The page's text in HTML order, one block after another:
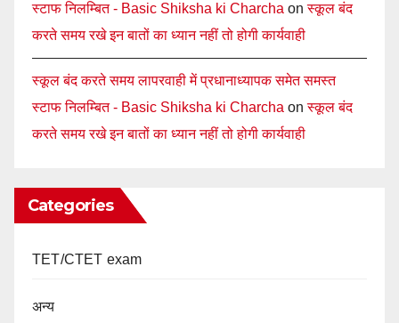
स्टाफ निलम्बित - Basic Shiksha ki Charcha onस्कूल बंद
करते समय रखे इन बातों का ध्यान नहीं तो होगी कार्यवाही
स्कूल बंद करते समय लापरवाही में प्रधानाध्यापक समेत समस्त
स्टाफ निलम्बित - Basic Shiksha ki Charcha onस्कूल बंद
करते समय रखे इन बातों का ध्यान नहीं तो होगी कार्यवाही
Categories
TET/CTET exam
अन्य